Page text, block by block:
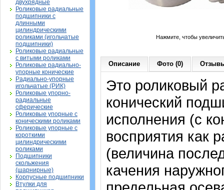
двухрядные
Роликовые радиальные
подшипники с
длинными
цилиндрическими
роликами (игольчатые
подшипники)
Роликовые радиальные
с витыми роликами
Роликовые радиально-
упорные конические
Радиально-упорные
игольчатые (РИК)
Роликовые упорно-
радиальные
сферические
Роликовые упорные с
коническими роликами
Роликовые упорные с
короткими
цилиндрическими
роликами
Подшипники
скольжения
(шарнирные)
Корпусные подшипники
Втулки для
Нажмите, чтобы
Описание Фото (0)
Это роликовый
конический
исполнения (с
восприятия как
(величина
качения